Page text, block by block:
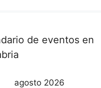
de eventos en
agosto 2026